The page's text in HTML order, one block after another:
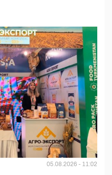
05.08.2026 - 11:02